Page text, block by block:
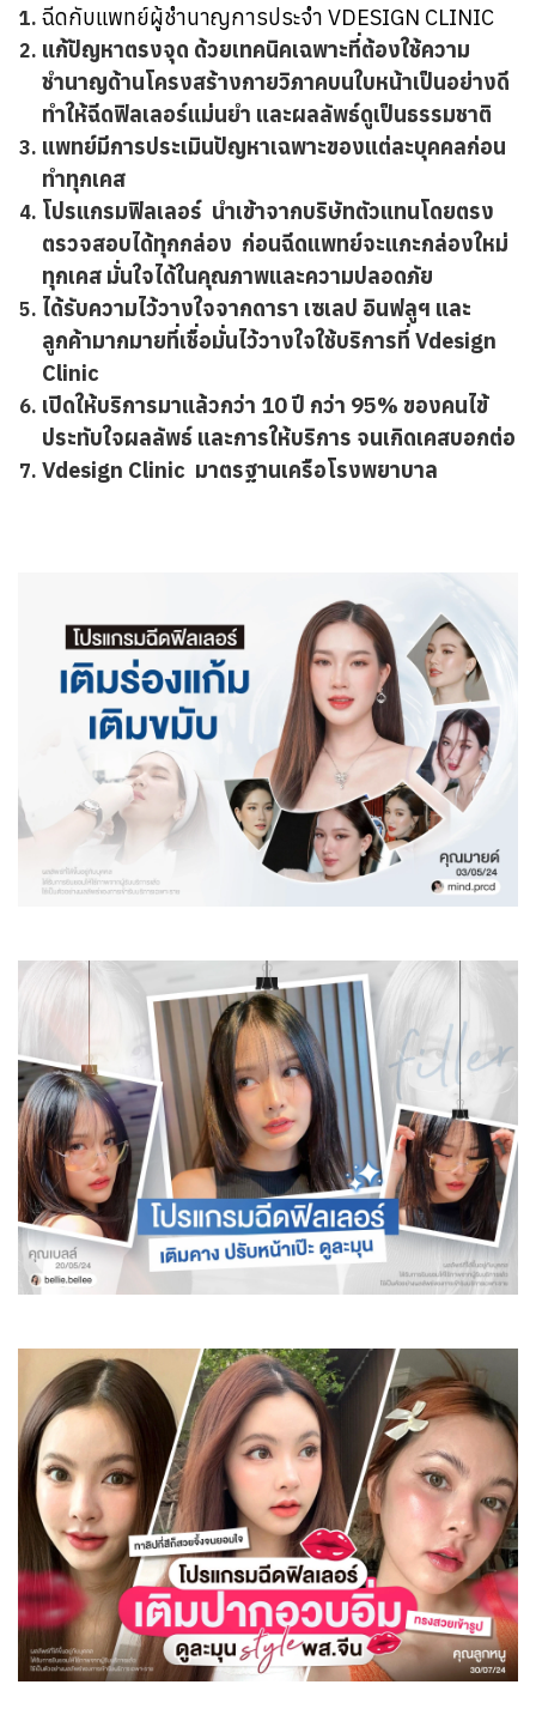
ฉีดกับแพทย์ผู้ชำนาญการประจำ VDESIGN CLINIC
แก้ปัญหาตรงจุด ด้วยเทคนิคเฉพาะที่ต้องใช้ความ
ชำนาญด้านโครงสร้างกายวิภาคบนใบหน้าเป็นอย่างดี
ทำให้ฉีดฟิลเลอร์แม่นยำ และผลลัพธ์ดูเป็นธรรมชาติ
แพทย์มีการประเมินปัญหาเฉพาะของแต่ละบุคคลก่อน
ทำทุกเคส
โปรแกรมฟิลเลอร์ นำเข้าจากบริษัทตัวแทนโดยตรง
ตรวจสอบได้ทุกกล่อง ก่อนฉีดแพทย์จะแกะกล่องใหม่
ทุกเคส มั่นใจได้ในคุณภาพและความปลอดภัย
ได้รับความไว้วางใจจากดารา เซเลป อินฟลูฯ และ
ลูกค้ามากมายที่เชื่อมั่นไว้วางใจใช้บริการที่ Vdesign
Clinic
เปิดให้บริการมาแล้วกว่า 10 ปี กว่า 95% ของคนไข้
ประทับใจผลลัพธ์ และการให้บริการ จนเกิดเคสบอกต่อ
Vdesign Clinic มาตรฐานเครือโรงพยาบาล